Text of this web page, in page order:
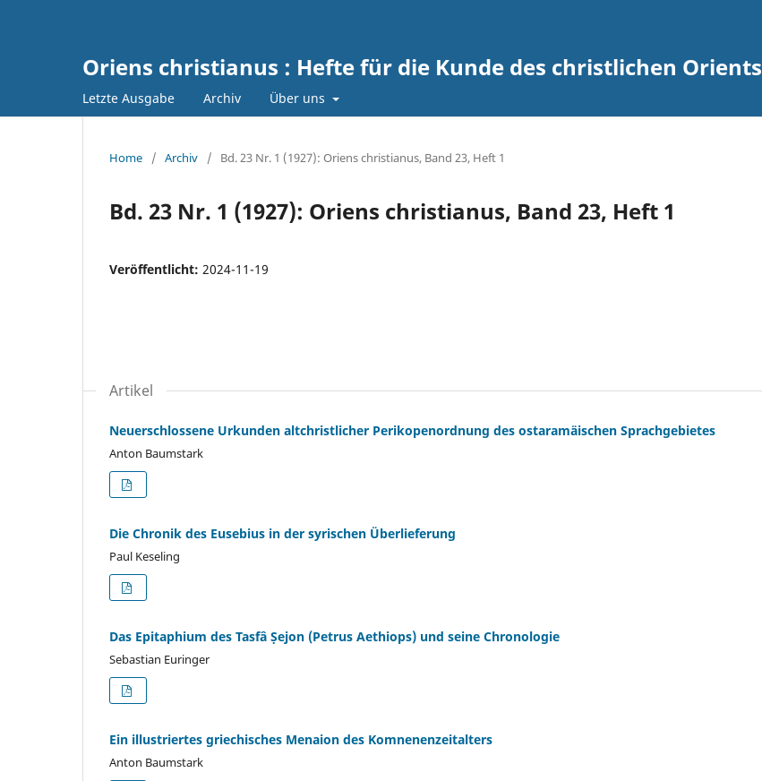
Oriens christianus : Hefte für die Kunde des christlichen Orients
Letzte Ausgabe Archiv Über uns
Home / Archiv / Bd. 23 Nr. 1 (1927): Oriens christianus, Band 23, Heft 1
Bd. 23 Nr. 1 (1927): Oriens christianus, Band 23, Heft 1
Veröffentlicht: 2024-11-19
Artikel
Neuerschlossene Urkunden altchristlicher Perikopenordnung des ostaramäischen Sprachgebietes
Anton Baumstark
Die Chronik des Eusebius in der syrischen Überlieferung
Paul Keseling
Das Epitaphium des Tasfâ Ṣejon (Petrus Aethiops) und seine Chronologie
Sebastian Euringer
Ein illustriertes griechisches Menaion des Komnenenzeitalters
Anton Baumstark